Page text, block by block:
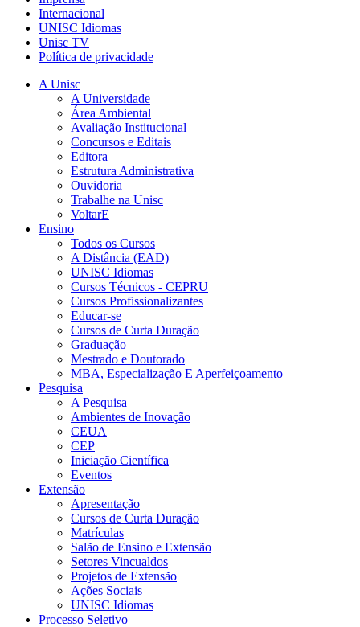
Internacional
UNISC Idiomas
Unisc TV
Política de privacidade
A Unisc
A Universidade
Área Ambiental
Avaliação Institucional
Concursos e Editais
Editora
Estrutura Administrativa
Ouvidoria
Trabalhe na Unisc
VoltarE
Ensino
Todos os Cursos
A Distância (EAD)
UNISC Idiomas
Cursos Técnicos - CEPRU
Cursos Profissionalizantes
Educar-se
Cursos de Curta Duração
Graduação
Mestrado e Doutorado
MBA, Especialização E Aperfeiçoamento
Pesquisa
A Pesquisa
Ambientes de Inovação
CEUA
CEP
Iniciação Científica
Eventos
Extensão
Apresentação
Cursos de Curta Duração
Matrículas
Salão de Ensino e Extensão
Setores Vincualdos
Projetos de Extensão
Ações Sociais
UNISC Idiomas
Processo Seletivo